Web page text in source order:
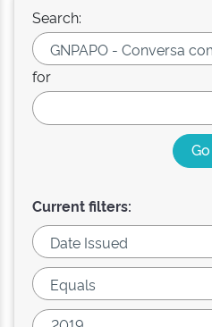
Search:
for
Current filters: